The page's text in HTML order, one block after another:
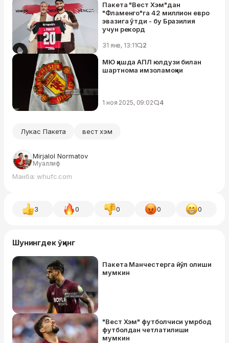
Пакета "Вест Хэм"дан
"Фламенго"га 42 миллион евро
эвазига ўтди - бу Бразилия
учун рекорд
31 янв, 13:11 2
МЮ қишда АПЛ юлдузи билан
шартнома имзоламоқчи
1 ноя 2025, 09:02 4
Лукас Пакета вест хэм
Mirjalol Normatov
Муаллиф
Манба: whufc.com
3 0 0 0 0
Шунингдек ўқинг
Пакета Манчестерга йўл олиши
мумкин
"Вест Хэм" футболчиси умрбод
футболдан четлатилиши
мумкин